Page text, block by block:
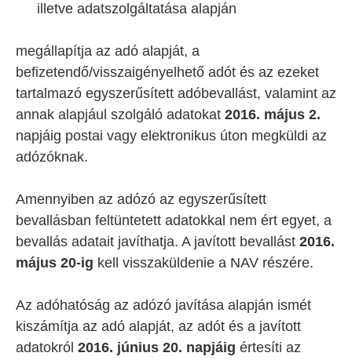
illetve adatszolgáltatása alapján
megállapítja az adó alapját, a
befizetendő/visszaigényelhető adót és az ezeket
tartalmazó egyszerűsített adóbevallást, valamint az
annak alapjául szolgáló adatokat 2016. május 2.
napjáig postai vagy elektronikus úton megküldi az
adózóknak.
Amennyiben az adózó az egyszerűsített
bevallásban feltüntetett adatokkal nem ért egyet, a
bevallás adatait javíthatja. A javított bevallást 2016.
május 20-ig kell visszaküldenie a NAV részére.
Az adóhatóság az adózó javítása alapján ismét
kiszámítja az adó alapját, az adót és a javított
adatokról 2016. június 20. napjáig értesíti az